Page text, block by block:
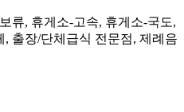
류, 휴게소-고속, 휴게소-국도,
출장/단체급식 전문점, 제례음